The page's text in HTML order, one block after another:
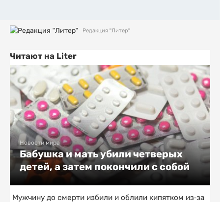
Редакция "Литер"
Читают на Liter
Новости мира
Бабушка и мать убили четверых
детей, а затем покончили с собой
Мужчину до смерти избили и облили кипятком из-за